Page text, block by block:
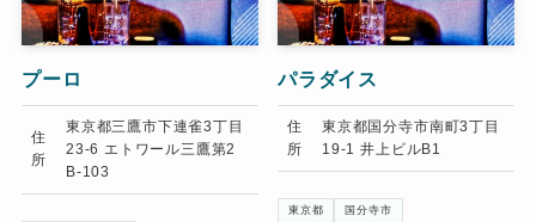
プーロ
住
所
東京都三鷹市下連雀3丁目
23-6 エトワール三鷹第2
B-103
パラダイス
住
所
東京都国分寺市南町3丁目
19-1 井上ビルB1
東京都 国分寺市